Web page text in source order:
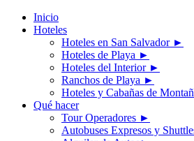
Inicio
Hoteles
Hoteles en San Salvador ►
Hoteles de Playa ►
Hoteles del Interior ►
Ranchos de Playa ►
Hoteles y Cabañas de
Qué hacer
Tour Operadores ►
Autobuses Expresos y